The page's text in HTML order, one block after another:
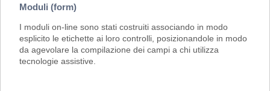
Moduli (form)
I moduli on-line sono stati costruiti associando in modo
esplicito le etichette ai loro controlli, posizionandole in modo
da agevolare la compilazione dei campi a chi utilizza
tecnologie assistive.